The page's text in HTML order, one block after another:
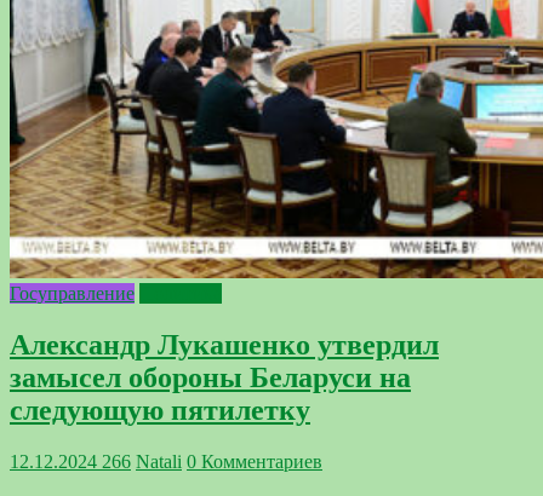
Госуправление
Александр Лукашенко утвердил
замысел обороны Беларуси на
следующую пятилетку
12.12.2024 266 Natali 0 Комментариев